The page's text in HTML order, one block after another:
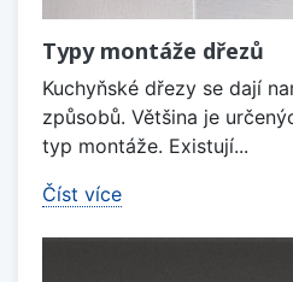
Typy montáže dřezů
Kuchyňské dřezy se dají
způsobů. Většina je
typ montáže. Existují...
Číst více